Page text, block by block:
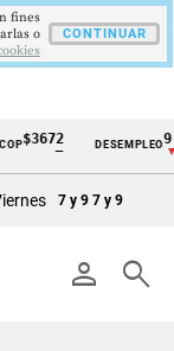
—
DESEMPLEO9,9 %
▼ 0.30
7 y 9 7 y 9
person search
fines
o
CONTINUAR